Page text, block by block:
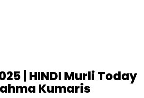
| HINDI Murli Today
Kumaris